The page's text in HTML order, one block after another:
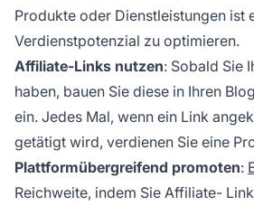
Produkte oder Dienstleistungen ist
Verdienstpotenzial zu optimieren.
Affiliate-Links nutzen: Sobald Sie
haben, bauen Sie diese in Ihren
ein. Jedes Mal, wenn ein Link
getätigt wird, verdienen Sie eine
Plattformübergreifend promoten:
Reichweite, indem Sie Affiliate-